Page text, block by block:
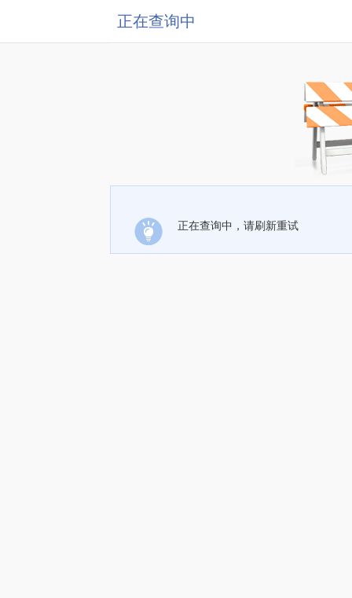
正在查询中
正在查询中，请刷新重试